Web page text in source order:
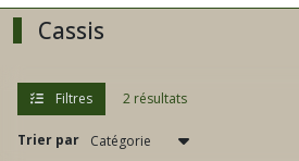
Cassis
Filtres 2 résultats
Trier par
(2)
Groseillier